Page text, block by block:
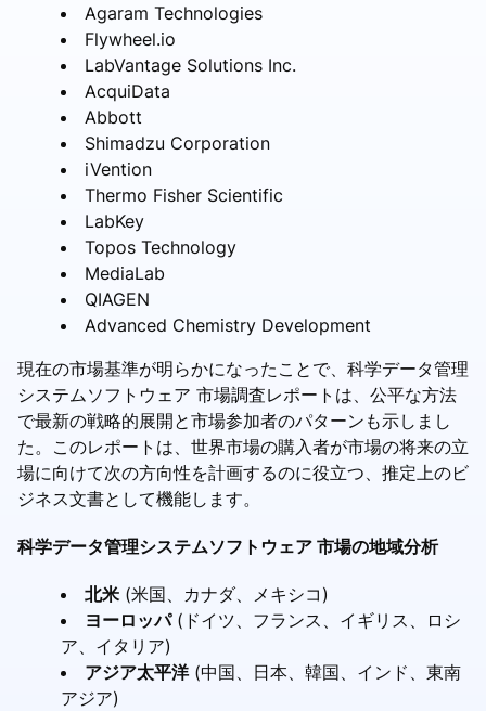
Agaram Technologies
Flywheel.io
LabVantage Solutions Inc.
AcquiData
Abbott
Shimadzu Corporation
iVention
Thermo Fisher Scientific
LabKey
Topos Technology
MediaLab
QIAGEN
Advanced Chemistry Development
現在の市場基準が明らかになったことで、科学データ管理
システムソフトウェア 市場調査レポートは、公平な方法
で最新の戦略的展開と市場参加者のパターンも示しまし
た。このレポートは、世界市場の購入者が市場の将来の立
場に向けて次の方向性を計画するのに役立つ、推定上のビ
ジネス文書として機能します。
科学データ管理システムソフトウェア 市場の地域分析
北米 (米国、カナダ、メキシコ)
ヨーロッパ(ドイツ、フランス、イギリス、ロシ
ア、イタリア)
アジア太平洋(中国、日本、韓国、インド、東南
アジア)